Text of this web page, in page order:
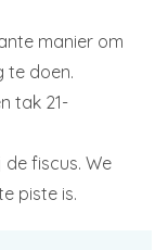
manier om
te doen.
tak 21-
fiscus. We
piste is.